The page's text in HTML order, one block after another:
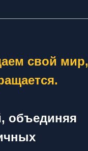
свой мир,
объединяя